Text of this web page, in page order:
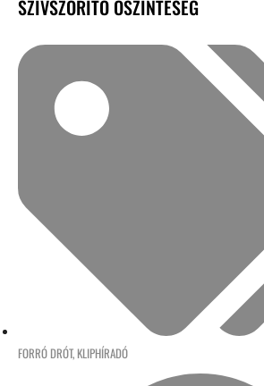
SZÍVSZORÍTÓ ŐSZINTESÉG
FORRÓ DRÓT, KLIPHÍRADÓ